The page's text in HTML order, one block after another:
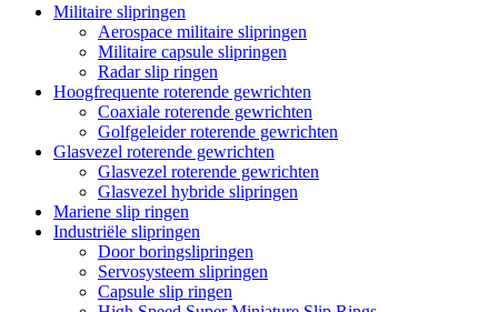
Militaire slipringen
Aerospace militaire slipringen
Militaire capsule slipringen
Radar slip ringen
Hoogfrequente roterende gewrichten
Coaxiale roterende gewrichten
Golfgeleider roterende gewrichten
Glasvezel roterende gewrichten
Glasvezel roterende gewrichten
Glasvezel hybride slipringen
Mariene slip ringen
Industriële slipringen
Door boringslipringen
Servosysteem slipringen
Capsule slip ringen